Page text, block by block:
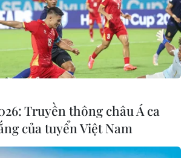
trường chứng khoán châu
rằng các cuộc đàm phán, diễn ra
Truyền thông châu Á ca
của tuyển Việt Nam